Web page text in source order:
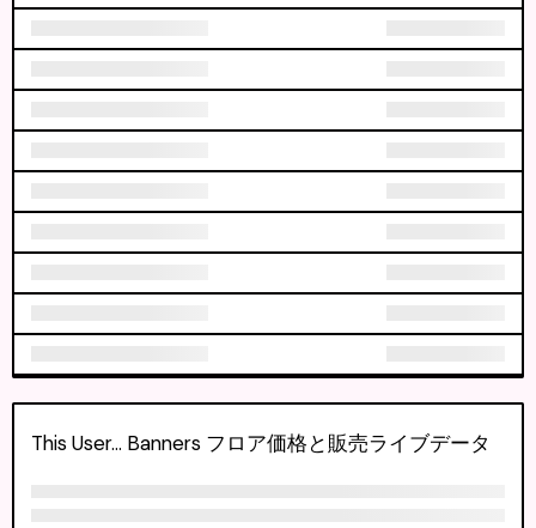
This User... Banners フロア価格と販売ライブデータ